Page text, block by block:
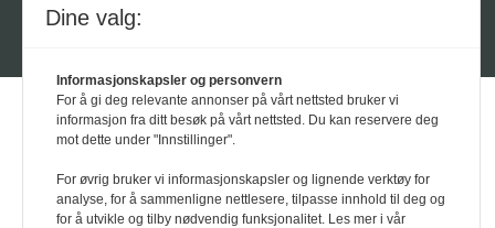
Powered by Labrador CMS
Dine valg:
Informasjonskapsler og personvern
For å gi deg relevante annonser på vårt nettsted bruker vi
informasjon fra ditt besøk på vårt nettsted. Du kan reservere deg
mot dette under "Innstillinger".
For øvrig bruker vi informasjonskapsler og lignende verktøy for
analyse, for å sammenligne nettlesere, tilpasse innhold til deg og
for å utvikle og tilby nødvendig funksjonalitet. Les mer i vår